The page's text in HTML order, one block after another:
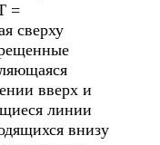
=
сверху
вверх и
линии
внизу